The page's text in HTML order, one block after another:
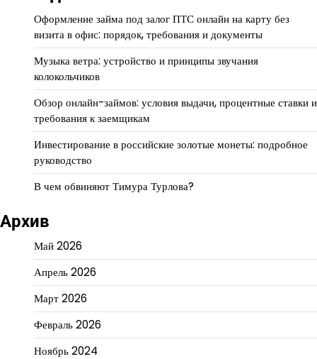
Оформление займа под залог ПТС онлайн на карту без
визита в офис: порядок, требования и документы
Музыка ветра: устройство и принципы звучания
колокольчиков
Обзор онлайн-займов: условия выдачи, процентные ставки и
требования к заемщикам
Инвестирование в российские золотые монеты: подробное
руководство
В чем обвиняют Тимура Турлова?
Архив
Май 2026
Апрель 2026
Март 2026
Февраль 2026
Ноябрь 2024